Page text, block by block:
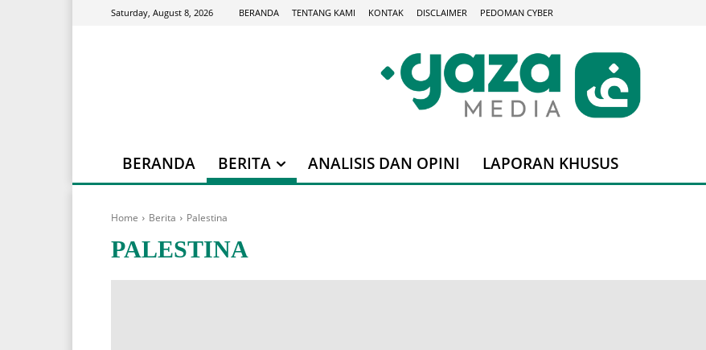
Saturday, August 8, 2026 BERANDA TENTANG KAMI KONTAK DISCLAIMER PEDOMAN CYBER
BERANDA BERITA ANALISIS DAN OPINI LAPORAN KHUSUS
Home Berita Palestina
PALESTINA